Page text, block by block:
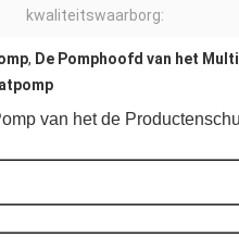
kwaliteitswaarborg:
, De Pomphoofd van het
van het de